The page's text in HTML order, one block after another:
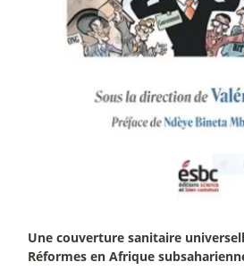
Une couverture sanitaire
Réformes en Afrique